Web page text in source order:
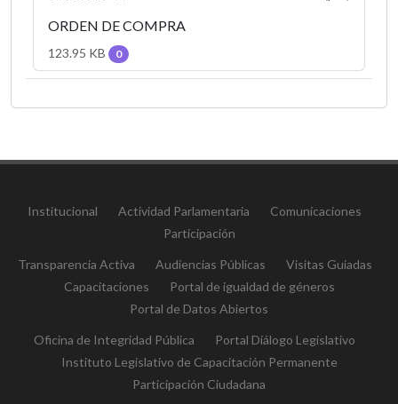
ORDEN DE COMPRA
123.95 KB 0
Institucional Actividad Parlamentaria
Comunicaciones
Participación
Transparencia Activa Audiencias Públicas
Visitas Guiadas
Capacitaciones
Portal de igualdad de géneros
Portal de Datos Abiertos
Oficina de Integridad Pública
Portal Diálogo Legislativo
Instituto Legislativo de Capacitación Permanente
Participación Ciudadana